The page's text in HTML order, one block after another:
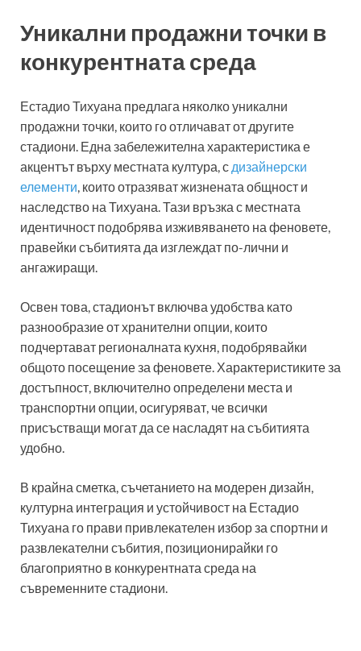
Уникални продажни точки в
конкурентната среда
Естадио Тихуана предлага няколко уникални
продажни точки, които го отличават от другите
стадиони. Една забележителна характеристика е
акцентът върху местната култура, с дизайнерски
елементи , които отразяват жизнената общност и
наследство на Тихуана. Тази връзка с местната
идентичност подобрява изживяването на феновете,
правейки събитията да изглеждат по-лични и
ангажиращи.
Освен това, стадионът включва удобства като
разнообразие от хранителни опции, които
подчертават регионалната кухня, подобрявайки
общото посещение за феновете. Характеристиките за
достъпност, включително определени места и
транспортни опции, осигуряват, че всички
присъстващи могат да се насладят на събитията
удобно.
В крайна сметка, съчетанието на модерен дизайн,
културна интеграция и устойчивост на Естадио
Тихуана го прави привлекателен избор за спортни и
развлекателни събития, позиционирайки го
благоприятно в конкурентната среда на
съвременните стадиони.